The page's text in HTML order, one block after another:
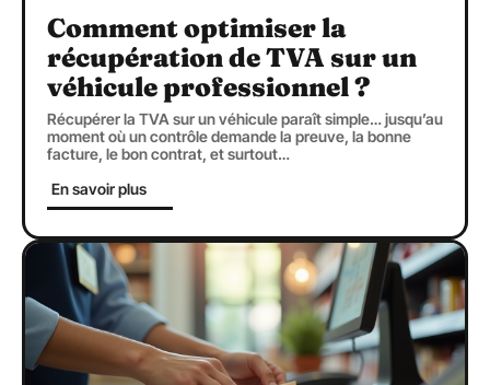
Comment optimiser la
récupération de TVA sur un
véhicule professionnel ?
Récupérer la TVA sur un véhicule paraît simple… jusqu’au
moment où un contrôle demande la preuve, la bonne
facture, le bon contrat, et surtout…
En savoir plus